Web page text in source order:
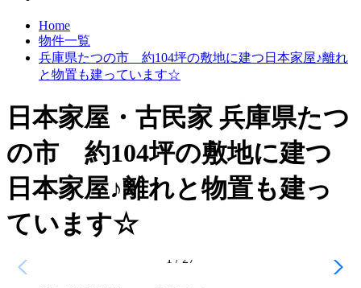
Home
物件一覧
兵庫県たつの市 約104坪の敷地に建つ日本家屋♪離れ
と物置も建っています☆
日本家屋・古民家兵庫県たつ
の市 約104坪の敷地に建つ
日本家屋♪離れと物置も建っ
ています☆
1 / 27